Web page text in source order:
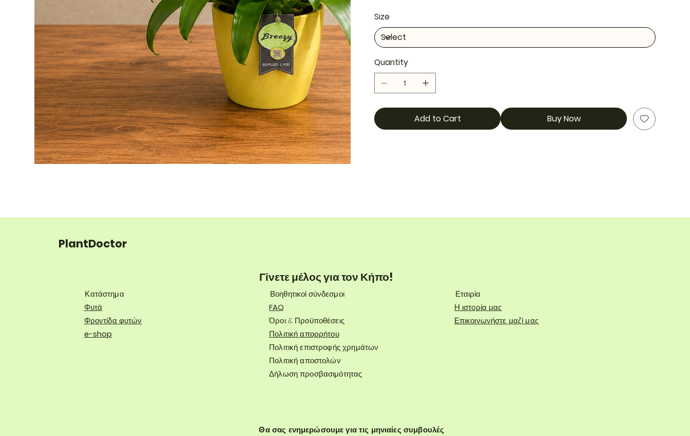
Size
Quantity
Add to Cart Buy Now
PlantDoctor
Γίνετε μέλος για τον Κήπο!
Κατάστημα
Φυτά
Φροντίδα φυτών
e-shop
Βοηθητικοί σύνδεσμοι
FAQ
Όροι & Προϋποθέσεις
Πολιτική απορρήτου
Πολιτική επιστροφής χρημάτων
Πολιτική αποστολών
Δήλωση προσβασιμότητας
Εταιρία
Η ιστορία μας
Επικοινωνήστε μαζί μας
Θα σας ενημερώσουμε για τις μηνιαίες συμβουλές